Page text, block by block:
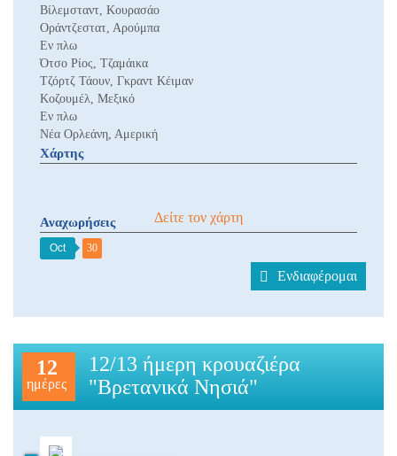
Βίλεμσταντ, Κουρασάο
Οράντζεστατ, Αρούμπα
Εν πλω
Ότσο Ρίος, Τζαμάικα
Τζόρτζ Τάουν, Γκραντ Κέιμαν
Κοζουμέλ, Μεξικό
Εν πλω
Νέα Ορλεάνη, Αμερική
Χάρτης
Δείτε τον χάρτη
Αναχωρήσεις
Oct 30
Ενδιαφέρομαι
12
ημέρες
12/13 ήμερη κρουαζιέρα
"Βρετανικά Νησιά"